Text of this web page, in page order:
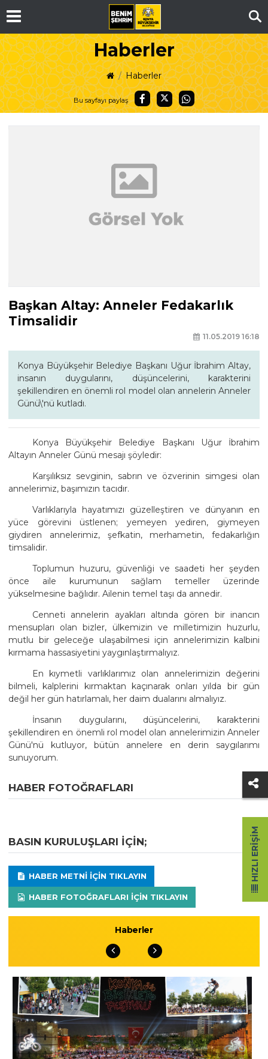
Haberler
Haberler
Bu sayfayı paylaş
Başkan Altay: Anneler Fedakarlık
Timsalidir
11.05.2019 16:18
Konya Büyükşehir Belediye Başkanı Uğur İbrahim Altay,
insanın duygularını, düşüncelerini, karakterini
şekillendiren en önemli rol model olan annelerin Anneler
Günü\'nü kutladı.
Konya Büyükşehir Belediye Başkanı Uğur İbrahim
Altayın Anneler Günü mesajı şöyledir:
Karşılıksız sevginin, sabrın ve özverinin simgesi olan
annelerimiz, başımızın tacıdır.
Varlıklarıyla hayatımızı güzelleştiren ve dünyanın en
yüce görevini üstlenen; yemeyen yediren, giymeyen
giydiren annelerimiz, şefkatin, merhametin, fedakarlığın
timsalidir.
Toplumun huzuru, güvenliği ve saadeti her şeyden
önce aile kurumunun sağlam temeller üzerinde
yükselmesine bağlıdır. Ailenin temel taşı da annedir.
Cenneti annelerin ayakları altında gören bir inancın
mensupları olan bizler, ülkemizin ve milletimizin huzurlu,
mutlu bir geleceğe ulaşabilmesi için annelerimizin kalbini
kırmama hassasiyetini yaygınlaştırmalıyız.
En kıymetli varlıklarımız olan annelerimizin değerini
bilmeli, kalplerini kırmaktan kaçınarak onları yılda bir gün
değil her gün hatırlamalı, her daim dualarını almalıyız.
İnsanın duygularını, düşüncelerini, karakterini
şekillendiren en önemli rol model olan annelerimizin Anneler
Günü'nü kutluyor, bütün annelere en derin saygılarımı
sunuyorum.
HABER FOTOĞRAFLARI
BASIN KURULUŞLARI IÇIN;
HABER METNI IÇIN TIKLAYIN
HABER FOTOĞRAFLARI IÇIN TIKLAYIN
Haberler
HIZLI ERIŞIM